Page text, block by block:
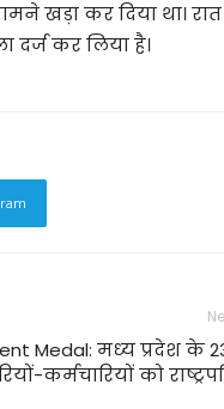
खड़ा कर दिया था।
दर्ज कर लिया है।
Medal: मध्‍य प्रदेश के
कर्मचारियों को